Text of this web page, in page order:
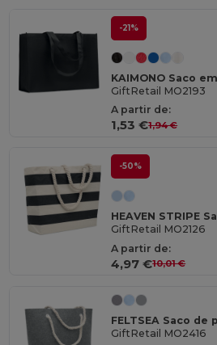
-21%
KAIMONO Saco
GiftRetail MO2193
A partir de:
1,53 €1,94 €
-50%
GiftRetail MO2126
A partir de:
4,97 €10,01 €
FELTSEA Saco
GiftRetail MO2416